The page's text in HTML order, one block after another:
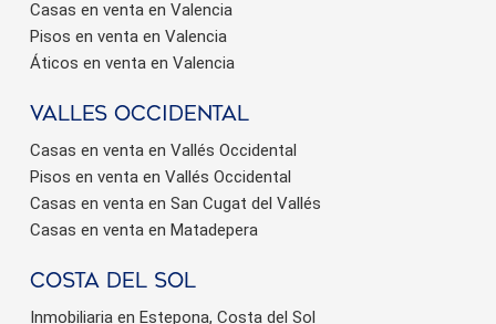
Casas en venta en Valencia
Pisos en venta en Valencia
Áticos en venta en Valencia
valles occidental
Casas en venta en Vallés Occidental
Pisos en venta en Vallés Occidental
Casas en venta en San Cugat del Vallés
Casas en venta en Matadepera
Costa del sol
Inmobiliaria en Estepona, Costa del Sol